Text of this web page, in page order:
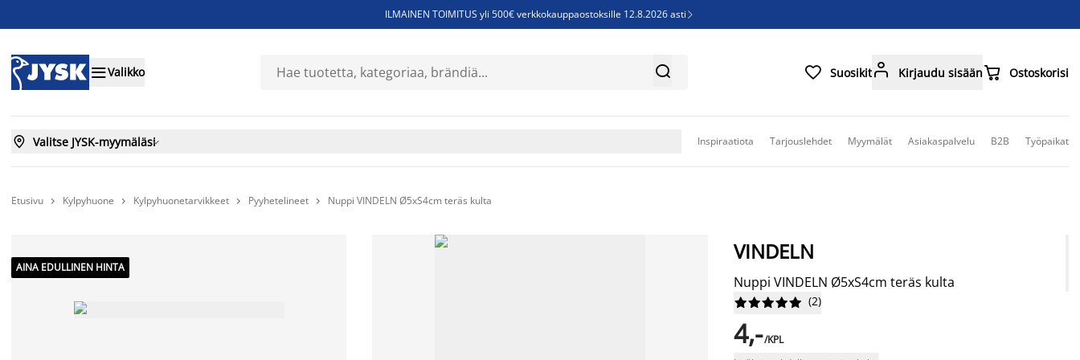
ILMAINEN TOIMITUS yli 500€ verkkokauppaostoksille 12.8.2026 asti 
Sijauspatjoja - Säästä jopa 60%
Valikko   Suosikit Kirjaudu sisään Ostoskorisi
 Valitse JYSK-myymäläsi Inspiraatiota Tarjouslehdet Myymälät Asiakaspalvelu B2B Työpaikat
Etusivu  Kylpyhuone  Kylpyhuonetarvikkeet  Pyyhetelineet  Nuppi VINDELN Ø5xS4cm teräs kulta
AINA EDULLINEN HINTA
VINDELN
Nuppi VINDELN Ø5xS4cm teräs kulta





 (2)
4,-/KPL